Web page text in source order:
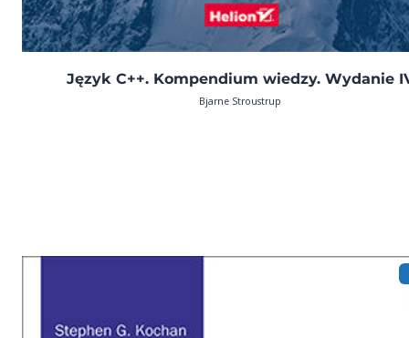
Język C++. Kompendium wiedzy. Wydanie
Bjarne Stroustrup